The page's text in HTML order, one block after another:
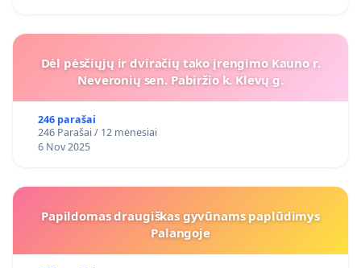
Dėl pėsčiųjų ir dviračių tako įrengimo Kauno r.
Neveronių sen. Pabiržio k. Klevų g.
246 parašai
246 Parašai / 12 mėnesiai
6 Nov 2025
Papildomas draugiškas gyvūnams paplūdimys
Palangoje